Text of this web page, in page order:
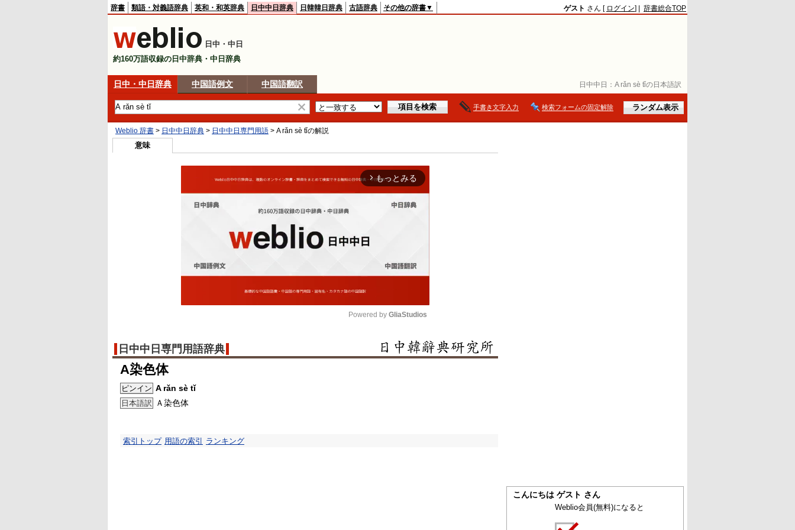
日中中日： A rǎn sè tǐの日本語訳
辞書 類語・対義語辞典 英和・和英辞典 日中中日辞典 日韓韓日辞典 古語辞典 その他の辞書▼ ゲスト さん [ ログイン] | 辞書総合TOP
日中・中日
約160万語収録の日中辞典・中日辞典
日中・中日辞典 中国語例文 中国語翻訳
手書き文字入力 検索フォームの固定解除
Weblio 辞書 > 日中中日辞典 > 日中中日専門用語 > A rǎn sè tǐの解説
意味
arrow_forward_ios もっとみる
Mute
Powered by GliaStudios
日中中日専門用語辞典
A染色体
ピンイン A rǎn sè tǐ
日本語訳 Ａ染色体
索引トップ 用語の索引 ランキング
こんにちは ゲスト さん
Weblio会員(無料)になると